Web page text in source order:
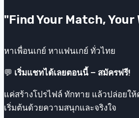
"Find Your Match, Your
หาเพื่อนเกย์ หาแฟนเกย์ ทั่วไทย
💬 เริ่มแชทได้เลยตอนนี้ – สมัครฟรี!
แค่สร้างโปรไฟล์ ทักทาย แล้วปล่อยใ
เริ่มต้นด้วยความสนุกและจริงใจ